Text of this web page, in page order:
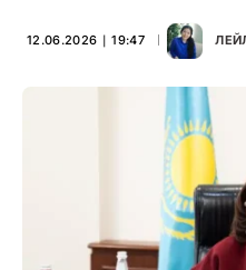
12.06.2026 ∣ 19:47